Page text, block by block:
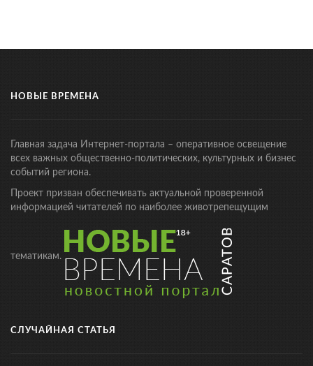
НОВЫЕ ВРЕМЕНА
Главная задача Интернет-портала – оперативное освещение
всех важных общественно-политических, культурных и бизнес
событий региона.
Проект призван обеспечивать актуальной проверенной
информацией читателей по наиболее животрепещущим
тематикам.
СЛУЧАЙНАЯ СТАТЬЯ